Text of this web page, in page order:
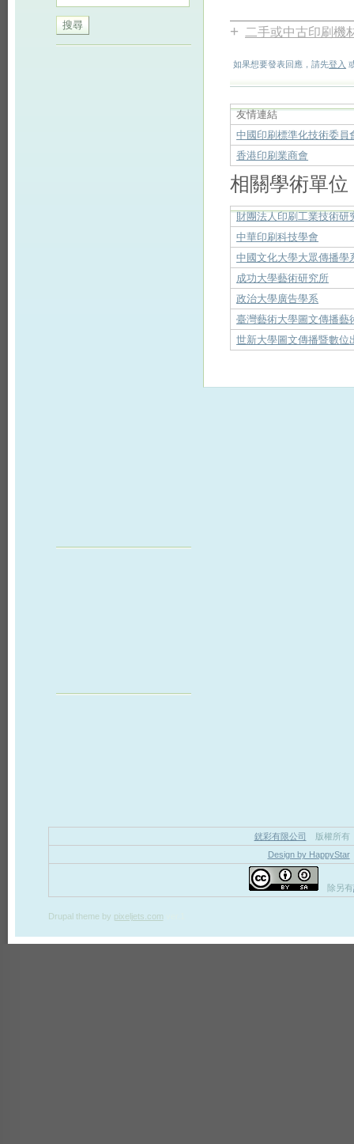
+ 二手或中古印刷機
如果想要發表回應，請先登入
友情連結
中國印刷標準化技術委員
香港印刷業商會
相關學術單位
財團法人印刷工業技術研
中華印刷科技學會
中國文化大學大眾傳播學
成功大學藝術研究所
政治大學廣告學系
臺灣藝術大學圖文傳播藝
世新大學圖文傳播暨數位
銧彩有限公司
版權所有
Design by HappyStar
除另有
Drupal theme by pixeljets.com